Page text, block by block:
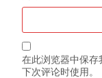
在此浏览器中保存
下次评论时使用。